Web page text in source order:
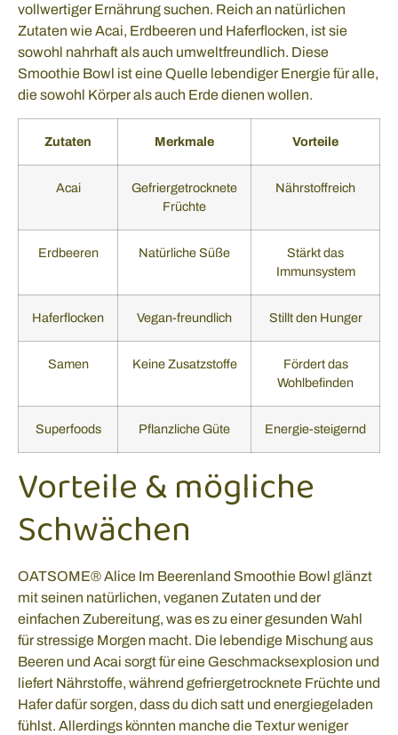
vollwertiger Ernährung suchen. Reich an natürlichen
Zutaten wie Acai, Erdbeeren und Haferflocken, ist sie
sowohl nahrhaft als auch umweltfreundlich. Diese
Smoothie Bowl ist eine Quelle lebendiger Energie für alle,
die sowohl Körper als auch Erde dienen wollen.
Zutaten Merkmale Vorteile
Acai
Gefriergetrocknete
Früchte
Nährstoffreich
Erdbeeren Natürliche Süße
Stärkt das
Immunsystem
Haferflocken Vegan-freundlich Stillt den Hunger
Samen Keine Zusatzstoffe
Fördert das
Wohlbefinden
Superfoods Pflanzliche Güte Energie-steigernd
Vorteile & mögliche
Schwächen
OATSOME® Alice Im Beerenland Smoothie Bowl glänzt
mit seinen natürlichen, veganen Zutaten und der
einfachen Zubereitung, was es zu einer gesunden Wahl
für stressige Morgen macht. Die lebendige Mischung aus
Beeren und Acai sorgt für eine Geschmacksexplosion und
liefert Nährstoffe, während gefriergetrocknete Früchte und
Hafer dafür sorgen, dass du dich satt und energiegeladen
fühlst. Allerdings könnten manche die Textur weniger